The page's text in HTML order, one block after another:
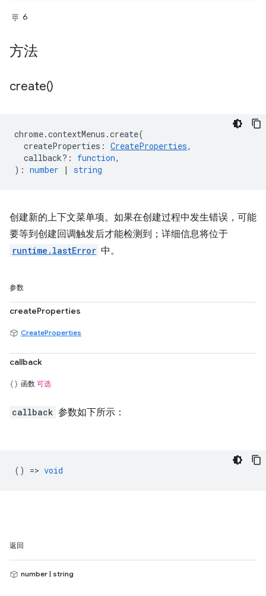
6
方法
create()
chrome.contextMenus .create(
createProperties : CreateProperties,
callback? : function,
) : number | string
创建新的上下文菜单项。如果在创建过程中发生错误，可能
要等到创建回调触发后才能检测到；详细信息将位于
runtime.lastError 中。
参数
createProperties
CreateProperties
callback
函数 可选
callback 参数如下所示：
() => void
返回
number | string